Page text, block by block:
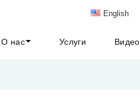
English
О нас Услуги Видео